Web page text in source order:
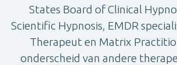
States Board of Clinical
Scientific Hypnosis, EMDR
Therapeut en Matrix
onderscheid van andere